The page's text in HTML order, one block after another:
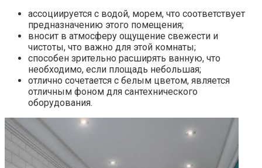
ассоциируется с водой, морем, что соответствует
предназначению этого помещения;
вносит в атмосферу ощущение свежести и
чистоты, что важно для этой комнаты;
способен зрительно расширять ванную, что
необходимо, если площадь небольшая;
отлично сочетается с белым цветом, является
отличным фоном для сантехнического
оборудования.